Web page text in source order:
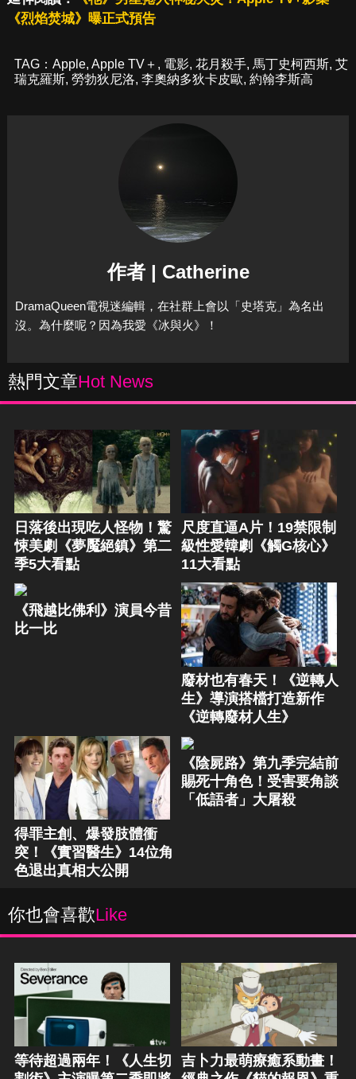
《烈焰焚城》曝正式預告
TAG： Apple, Apple TV＋ , 電影, 花月殺手, 馬丁史柯西斯, 艾
瑞克羅斯, 勞勃狄尼洛, 李奧納多狄卡皮歐, 約翰李斯高
作者 | Catherine
DramaQueen電視迷編輯，在社群上會以「史塔克」為名出
沒。為什麼呢？因為我愛《冰與火》！
熱門文章Hot News
日落後出現吃人怪物！驚
悚美劇《夢魘絕鎮》第二
季5大看點
尺度直逼A片！19禁限制
級性愛韓劇《觸G核心》
11大看點
《飛越比佛利》演員今昔
比一比
廢材也有春天！《逆轉人
生》導演搭檔打造新作
《逆轉廢材人生》
得罪主創、爆發肢體衝
突！《實習醫生》14位角
色退出真相大公開
《陰屍路》第九季完結前
賜死十角色！受害要角談
「低語者」大屠殺
你也會喜歡Like
等待超過兩年！《人生切
吉卜力最萌療癒系動畫！